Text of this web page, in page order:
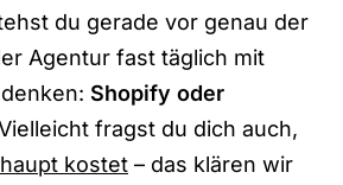
du gerade vor genau der
Agentur fast täglich mit
Shopify oder
fragst du dich auch,
kostet – das klären wir